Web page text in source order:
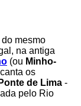
mesmo
na antiga
(ou Minho-
os
Ponte de Lima -
pelo Rio